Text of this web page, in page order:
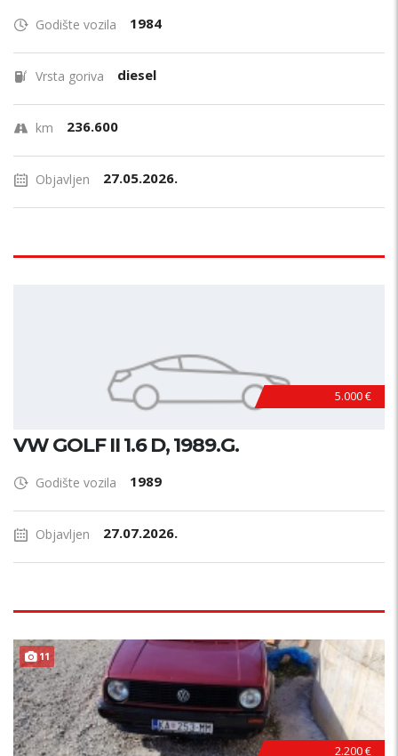
Godište vozila 1984
Vrsta goriva diesel
km 236.600
Objavljen 27.05.2026.
5.000 €
VW GOLF II 1.6 D, 1989.G.
Godište vozila 1989
Objavljen 27.07.2026.
11
2.200 €